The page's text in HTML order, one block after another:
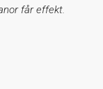
får effekt.